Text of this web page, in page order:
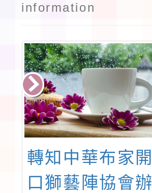
information
轉知中華布家開
口獅藝陣協會辦